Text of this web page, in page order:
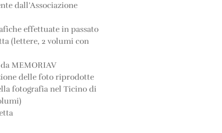
dall’Associazione
effettuate in passato
(lettere, 2 volumi con
MEMORIAV
delle foto riprodotte
fotografia nel Ticino di